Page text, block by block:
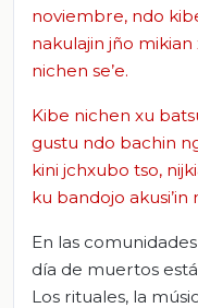
noviembre, ndo
nakulajin jño
nichen se’e.
Kibe nichen xu
gustu ndo bachin
kini jchxubo tso,
ku bandojo akusi’in
En las
día de muertos
Los rituales, la